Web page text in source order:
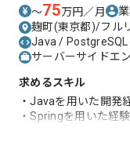
〜75万円／月
麹町(東京都)/フル
Java /
サーバーサイドエ
求めるスキル
・Javaを用いた開発
・Springを用いた経験